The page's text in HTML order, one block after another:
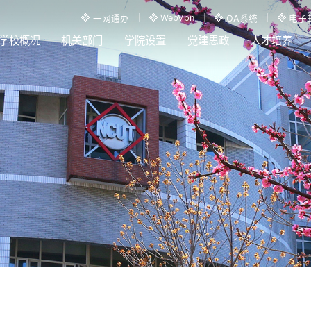
一网通办 WebVpn OA系统 电子
校概况 机关部门 学院设置 党建思政 人才培养